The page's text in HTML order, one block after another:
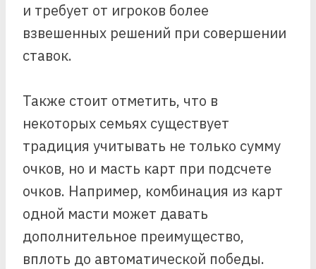
и требует от игроков более
взвешенных решений при совершении
ставок.
Также стоит отметить, что в
некоторых семьях существует
традиция учитывать не только сумму
очков, но и масть карт при подсчете
очков. Например, комбинация из карт
одной масти может давать
дополнительное преимущество,
вплоть до автоматической победы.